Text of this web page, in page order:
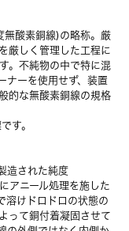
酸素銅線)の略称。厳
厳しく管理した工程に
。不純物の中で特に混
ナーを使用せず、装置
的な無酸素銅線の規格
す。
造された純度
アニール処理を施した
溶けドロドロの状態の
って銅付着凝固させて